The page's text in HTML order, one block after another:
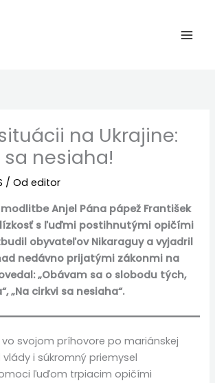
na Ukrajine:
sa nesiaha!
/ Od editor
Anjel Pána pápež František
s ľuďmi postihnutými opičími
obyvateľov Nikaraguy a vyjadril
nedávno prijatými zákonmi na
„Obávam sa o slobodu tých,
„Na cirkvi sa nesiaha“.
vo svojom príhovore po mariánskej
i súkromný priemysel
ľuďom trpiacim opičími